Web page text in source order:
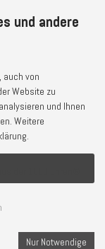
der 1000 Uhren®
und andere
auch von
Website zu
und Ihnen
Weitere
Nur Notwendige